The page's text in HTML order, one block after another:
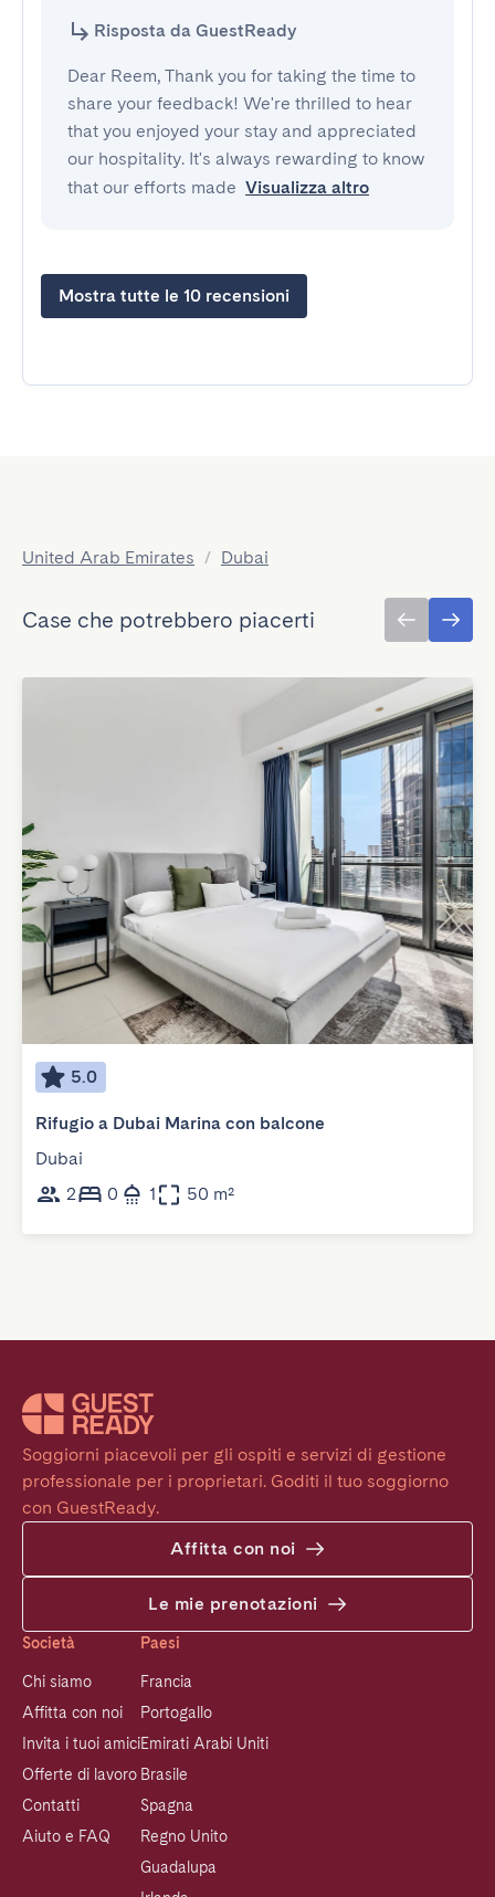
Risposta da GuestReady
Dear Reem, Thank you for taking the time to
share your feedback! We're thrilled to hear
that you enjoyed your stay and appreciated
our hospitality. It's always rewarding to know
that our efforts made Visualizza altro
Mostra tutte le 10 recensioni
United Arab Emirates / Dubai
Case che potrebbero piacerti
5.0
Rifugio a Dubai Marina con balcone
Dubai
2
0 1 50 m²
Soggiorni piacevoli per gli ospiti e servizi di gestione
professionale per i proprietari. Goditi il tuo soggiorno
con GuestReady.
Affitta con noi
Le mie prenotazioni
Società
Chi siamo
Affitta con noi
Invita i tuoi amici
Offerte di lavoro
Contatti
Aiuto e FAQ
Paesi
Francia
Portogallo
Emirati Arabi Uniti
Brasile
Spagna
Regno Unito
Guadalupa